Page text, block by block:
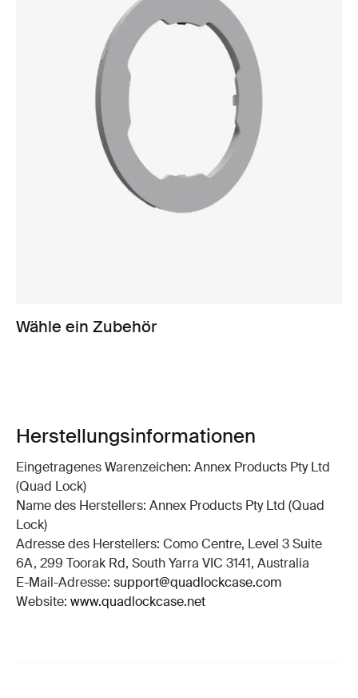
Wähle ein Zubehör
Herstellungsinformationen
Eingetragenes Warenzeichen: Annex Products Pty Ltd
(Quad Lock)
Name des Herstellers: Annex Products Pty Ltd (Quad
Lock)
Adresse des Herstellers: Como Centre, Level 3 Suite
6A, 299 Toorak Rd, South Yarra VIC 3141, Australia
E-Mail-Adresse: support@quadlockcase.com
Website: www.quadlockcase.net